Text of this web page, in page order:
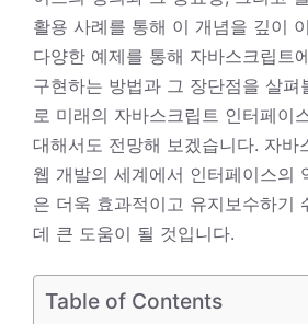
활용 사례를 통해 이 개념을 깊이
다양한 예제를 통해 자바스크립트
구현하는 방법과 그 장단점을 살펴
로 미래의 자바스크립트 인터페이
대해서도 전망해 보겠습니다. 자바
웹 개발의 세계에서 인터페이스의
은 더욱 효과적이고 유지보수하기
데 큰 도움이 될 것입니다.
Table of Contents